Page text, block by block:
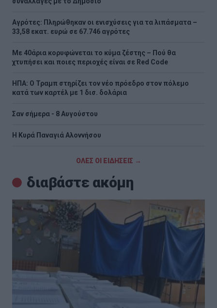
Αγρότες: Πληρώθηκαν οι ενισχύσεις για τα λιπάσματα –
33,58 εκατ. ευρώ σε 67.746 αγρότες
Με 40άρια κορυφώνεται το κύμα ζέστης – Πού θα
χτυπήσει και ποιες περιοχές είναι σε Red Code
ΗΠΑ: Ο Τραμπ στηρίζει τον νέο πρόεδρο στον πόλεμο
κατά των καρτέλ με 1 δισ. δολάρια
Σαν σήμερα - 8 Αυγούστου
H Κυρά Παναγιά Αλοννήσου
ΟΛΕΣ ΟΙ ΕΙΔΗΣΕΙΣ →
διαβάστε ακόμη